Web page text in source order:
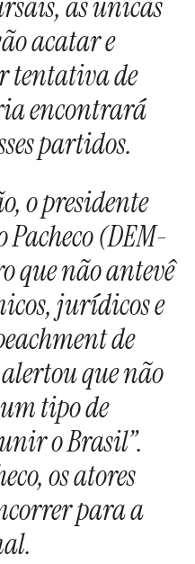
acatar e
tentativa de
encontrará
partidos.
o presidente
Pacheco (DEM-
que não antevê
jurídicos e
de
que não
tipo de
o Brasil”.
os atores
para a